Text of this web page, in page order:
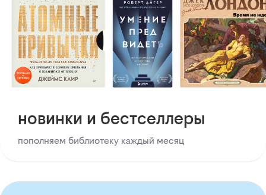
новинки и бестселлеры
пополняем библиотеку каждый месяц